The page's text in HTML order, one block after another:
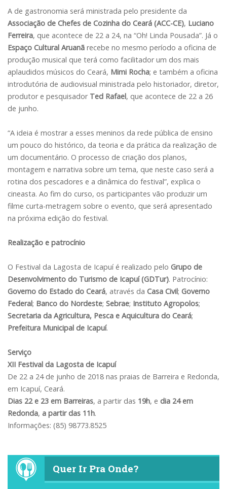
A de gastronomia será ministrada pelo presidente da
Associação de Chefes de Cozinha do Ceará (ACC-CE), Luciano
Ferreira, que acontece de 22 a 24, na “Oh! Linda Pousada”. Já o
Espaço Cultural Aruanã recebe no mesmo período a oficina de
produção musical que terá como facilitador um dos mais
aplaudidos músicos do Ceará, Mimi Rocha; e também a oficina
introdutória de audiovisual ministrada pelo historiador, diretor,
produtor e pesquisador Ted Rafael, que acontece de 22 a 26
de junho.
“A ideia é mostrar a esses meninos da rede pública de ensino
um pouco do histórico, da teoria e da prática da realização de
um documentário. O processo de criação dos planos,
montagem e narrativa sobre um tema, que neste caso será a
rotina dos pescadores e a dinâmica do festival”, explica o
cineasta. Ao fim do curso, os participantes vão produzir um
filme curta-metragem sobre o evento, que será apresentado
na próxima edição do festival.
Realização e patrocínio
O Festival da Lagosta de Icapuí é realizado pelo Grupo de
Desenvolvimento do Turismo de Icapuí (GDTur). Patrocínio:
Governo do Estado do Ceará, através da Casa Civil; Governo
Federal; Banco do Nordeste; Sebrae; Instituto Agropolos;
Secretaria da Agricultura, Pesca e Aquicultura do Ceará;
Prefeitura Municipal de Icapuí.
Serviço
XII Festival da Lagosta de Icapuí
De 22 a 24 de junho de 2018 nas praias de Barreira e Redonda,
em Icapuí, Ceará.
Dias 22 e 23 em Barreiras, a partir das 19h, e dia 24 em
Redonda, a partir das 11h.
Informações: (85) 98773.8525
Quer Ir Pra Onde?